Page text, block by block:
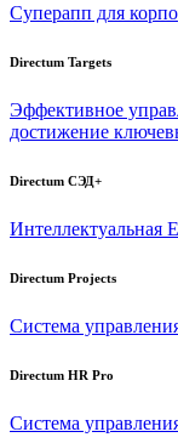
Суперапп для
Directum Targets
Эффективное
достижение
Directum СЭД+
Интеллектуальная
Directum Projects
Система
Directum HR Pro
Система